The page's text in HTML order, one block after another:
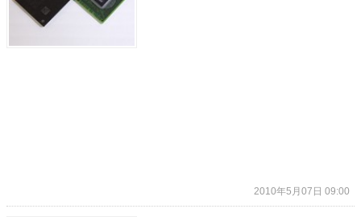
2010年5月07日 09:00